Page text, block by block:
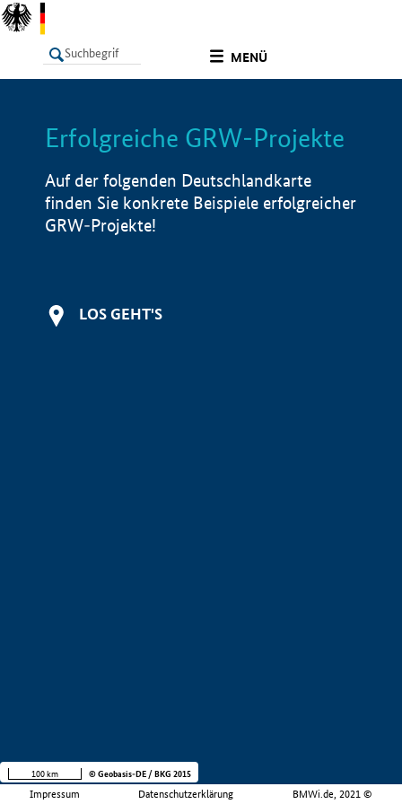
MENÜ
LISTE Info
Erfolgreiche GRW-Projekte
Auf der folgenden Deutschlandkarte
finden Sie konkrete Beispiele erfolgreicher
GRW-Projekte!
LOS GEHT'S
Impressum Datenschutzerklärung BMWi.de, 2021 ©
100 km © Geobasis-DE / BKG 2015